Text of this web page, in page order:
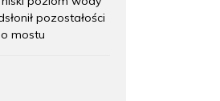
pozostałości
mostu